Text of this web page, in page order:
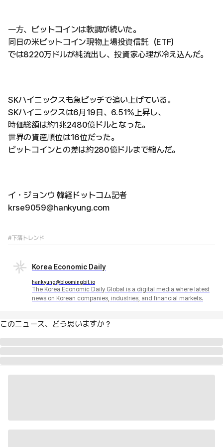
一方、ビットコインは軟調が続いた。
同日の米ビットコイン現物上場投資信託（ETF）
では8220万ドルが純流出し、投資家心理が冷え込んだ。
SKハイニックスも急ピッチで追い上げている。
SKハイニックスは6月19日、6.51%上昇し、
時価総額は約1兆2480億ドルとなった。
世界の資産順位は16位だった。
ビットコインとの差は約280億ドルまで縮んだ。
イ・ジョンウ 韓経ドットコム記者
krse9059@hankyung.com
#下落トレンド
Korea Economic Daily
hankyung@bloomingbit.io
The Korea Economic Daily Global is a digital media where latest
news on Korean companies, industries, and financial markets.
このニュース、どう思いますか？